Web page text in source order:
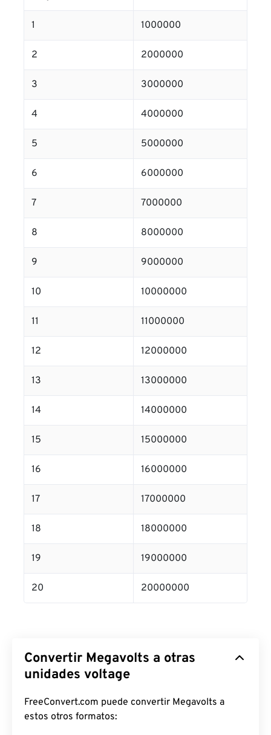
1 1000000
2 2000000
3 3000000
4 4000000
5 5000000
6 6000000
7 7000000
8 8000000
9 9000000
10 10000000
11 11000000
12 12000000
13 13000000
14 14000000
15 15000000
16 16000000
17 17000000
18 18000000
19 19000000
20 20000000
Convertir Megavolts a otras
unidades voltage
FreeConvert.com puede convertir Megavolts a
estos otros formatos: